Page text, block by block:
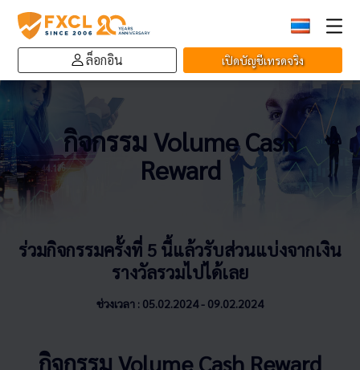
ล็อกอิน เปิดบัญชีเทรดจริง
กิจกรรม Volume Cash
Reward
ร่วมกิจกรรมครั้งที่ 5 นี้แล้วรับส่วนแบ่งจากเงิน
รางวัลรวมไปได้เลย
ช่วงเวลา : 05.02.2024 - 09.02.2024
กิจกรรม Volume Cash Reward